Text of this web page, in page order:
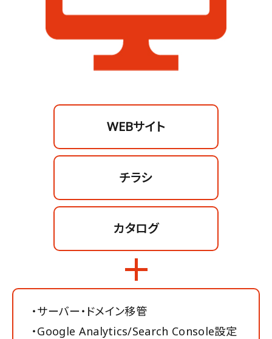
WEBサイト
チラシ
カタログ
・サーバー・ドメイン移管
・Google Analytics/Search Console設定